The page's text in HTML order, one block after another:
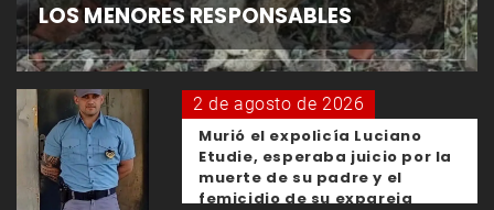
LOS MENORES RESPONSABLES
2 de agosto de 2026
Murió el expolicía Luciano
Etudie, esperaba juicio por la
muerte de su padre y el
femicidio de su expareja